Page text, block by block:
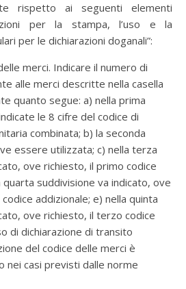
rispetto ai seguenti elementi
per la stampa, l’uso e la
per le dichiarazioni doganali”:
merci. Indicare il numero di
alle merci descritte nella casella
quanto segue: a) nella prima
le 8 cifre del codice di
combinata; b) la seconda
essere utilizzata; c) nella terza
ove richiesto, il primo codice
quarta suddivisione va indicato, ove
addizionale; e) nella quinta
ove richiesto, il terzo codice
di dichiarazione di transito
del codice delle merci è
nei casi previsti dalle norme